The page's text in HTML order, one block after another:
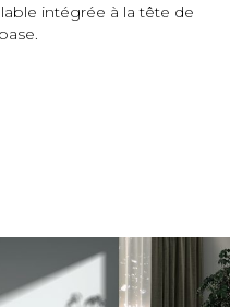
intégrée à la tête de